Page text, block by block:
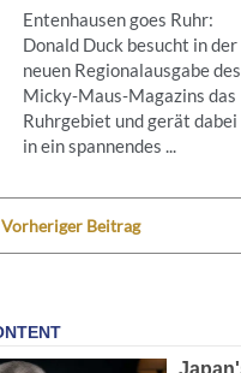
Entenhausen goes Ruhr:
Donald Duck besucht in der
neuen Regionalausgabe des
Micky‑Maus‑Magazins das
Ruhrgebiet und gerät dabei
in ein spannendes ...
Vorheriger Beitrag